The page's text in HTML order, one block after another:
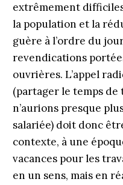
extrêmement
la population et la
guère à l’ordre du
revendications
ouvrières. L’appel
(partager le temps
n’aurions presque
salariée) doit donc
contexte, à une
vacances pour les
en un sens, mais en